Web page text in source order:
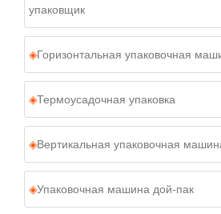
упаковщик
Горизонтальная упаковочная
Термоусадочная упаковка
Вертикальная упаковочная
Упаковочная машина дой-пак